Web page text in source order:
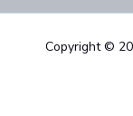
Copyright ©